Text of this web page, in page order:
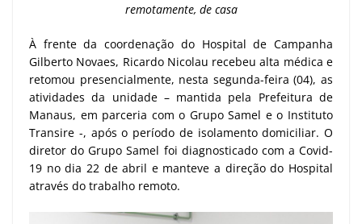
remotamente, de casa
À frente da coordenação do Hospital de Campanha
Gilberto Novaes, Ricardo Nicolau recebeu alta médica e
retomou presencialmente, nesta segunda-feira (04), as
atividades da unidade – mantida pela Prefeitura de
Manaus, em parceria com o Grupo Samel e o Instituto
Transire -, após o período de isolamento domiciliar. O
diretor do Grupo Samel foi diagnosticado com a Covid-
19 no dia 22 de abril e manteve a direção do Hospital
através do trabalho remoto.